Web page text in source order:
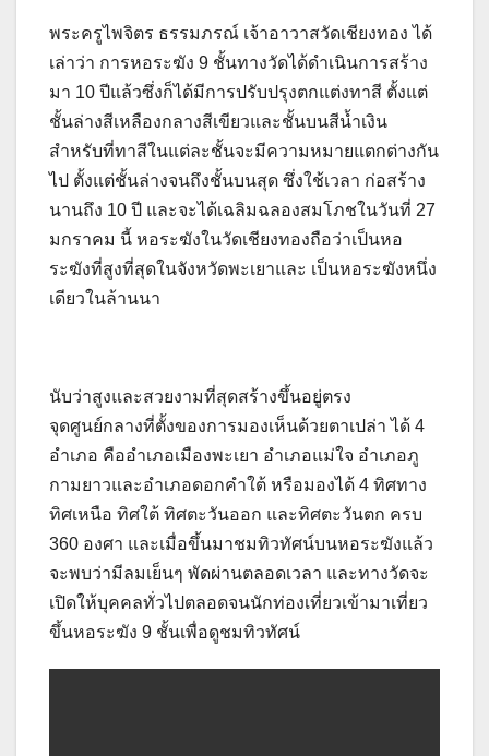
พระครูไพจิตร ธรรมภรณ์ เจ้าอาวาสวัดเชียงทอง ได้
เล่าว่า การหอระฆัง 9 ชั้นทางวัดได้ดำเนินการสร้าง
มา 10 ปีแล้วซึ่งก็ได้มีการปรับปรุงตกแต่งทาสี ตั้งแต่
ชั้นล่างสีเหลืองกลางสีเขียวและชั้นบนสีน้ำเงิน
สำหรับที่ทาสีในแต่ละชั้นจะมีความหมายแตกต่างกัน
ไป ตั้งแต่ชั้นล่างจนถึงชั้นบนสุด ซึ่งใช้เวลา ก่อสร้าง
นานถึง 10 ปี และจะได้เฉลิมฉลองสมโภชในวันที่ 27
มกราคม นี้ หอระฆังในวัดเชียงทองถือว่าเป็นหอ
ระฆังที่สูงที่สุดในจังหวัดพะเยาและ เป็นหอระฆังหนึ่ง
เดียวในล้านนา
นับว่าสูงและสวยงามที่สุดสร้างขึ้นอยู่ตรง
จุดศูนย์กลางที่ตั้งของการมองเห็นด้วยตาเปล่า ได้ 4
อำเภอ คืออำเภอเมืองพะเยา อำเภอแม่ใจ อำเภอภู
กามยาวและอำเภอดอกคำใต้ หรือมองได้ 4 ทิศทาง
ทิศเหนือ ทิศใต้ ทิศตะวันออก และทิศตะวันตก ครบ
360 องศา และเมื่อขึ้นมาชมทิวทัศน์บนหอระฆังแล้ว
จะพบว่ามีลมเย็นๆ พัดผ่านตลอดเวลา และทางวัดจะ
เปิดให้บุคคลทั่วไปตลอดจนนักท่องเที่ยวเข้ามาเที่ยว
ขึ้นหอระฆัง 9 ชั้นเพื่อดูชมทิวทัศน์